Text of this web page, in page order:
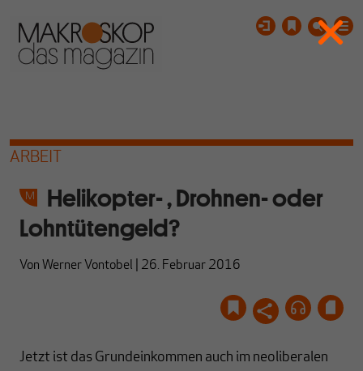
ARBEIT
Helikopter- , Drohnen- oder
Lohntütengeld?
Von Werner Vontobel 26. Februar 2016
Jetzt ist das Grundeinkommen auch im neoliberalen